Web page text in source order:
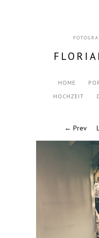
HOME
HOCHZEIT
← Prev